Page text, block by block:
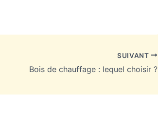
SUIVANT
Bois de chauffage : lequel choisir ?